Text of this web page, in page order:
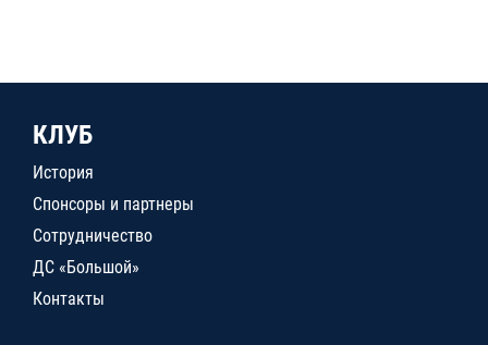
КЛУБ
История
Спонсоры и партнеры
Сотрудничество
ДС «Большой»
Контакты